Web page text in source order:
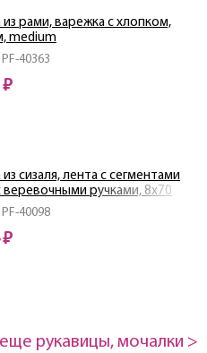
40363
из рами, варежка с хлопком,
medium
₽
40098
сизаля, лента с сегментами
веревочными ручками, 8х70
с ручками), hard
₽
рукавицы, мочалки >